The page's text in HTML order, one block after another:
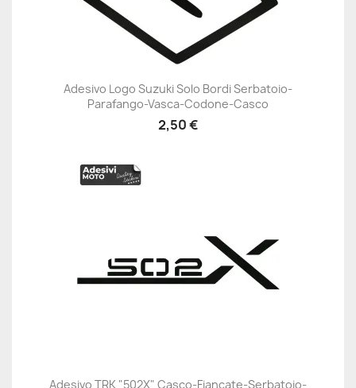
Adesivo Logo Suzuki Solo Bordi Serbatoio-
Parafango-Vasca-Codone-Casco
2,50 €
Adesivo TRK "502X" Casco-Fiancate-Serbatoio-